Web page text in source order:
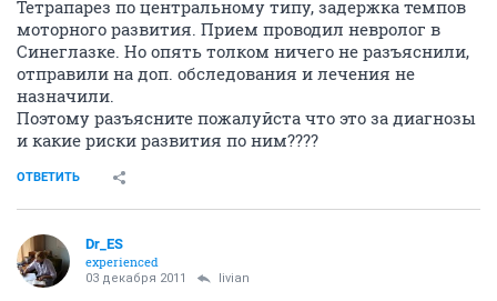
Тетрапарез по центральному типу, задержка темпов
моторного развития. Прием проводил невролог в
Синеглазке. Но опять толком ничего не разъяснили,
отправили на доп. обследования и лечения не
назначили.
Поэтому разъясните пожалуйста что это за диагнозы
и какие риски развития по ним????
ОТВЕТИТЬ
Dr_ES
experienced
03 декабря 2011 livian